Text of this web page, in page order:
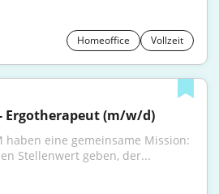
Homeoffice Vollzeit
Ergotherapeut (m/w/d)
haben eine gemeinsame Mission:
Stellenwert geben, der...